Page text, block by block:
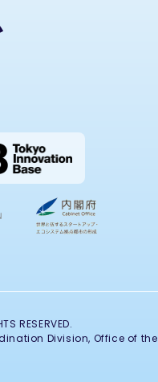
RESERVED.
Division, Office of the